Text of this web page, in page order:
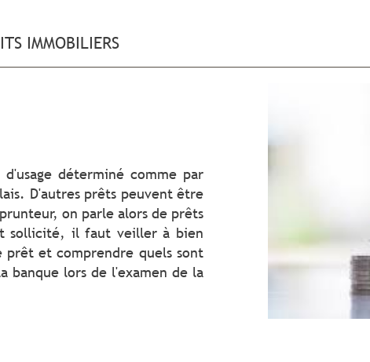
IMMOBILIERS
déterminé comme par
D'autres prêts peuvent être
on parle alors de prêts
sollicité, il faut veiller à bien
prêt et comprendre quels sont
banque lors de l'examen de la